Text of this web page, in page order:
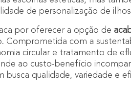
de personalização de
por oferecer a opção de
Comprometida com a
circular e tratamento de
ao custo-benefício
busca qualidade, variedade e